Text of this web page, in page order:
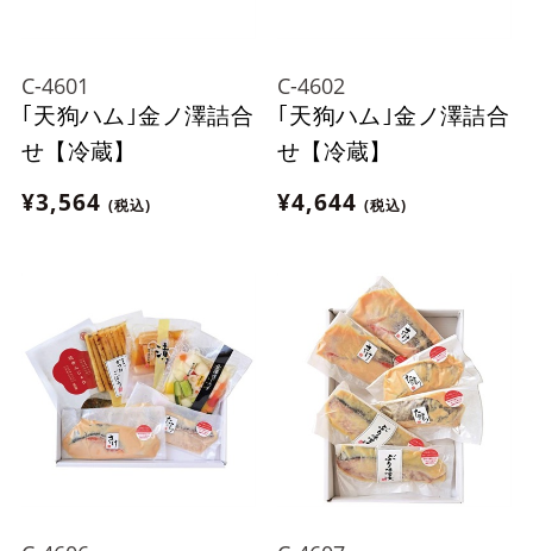
C-4601
｢天狗ハム｣金ノ澤詰合
せ【冷蔵】
¥3,564 (税込)
C-4602
｢天狗ハム｣金ノ澤詰合
せ【冷蔵】
¥4,644 (税込)